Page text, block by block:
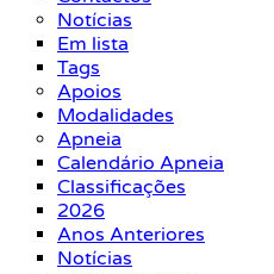
Notícias
Em lista
Tags
Apoios
Modalidades
Apneia
Calendário Apneia
Classificações
2026
Anos Anteriores
Notícias